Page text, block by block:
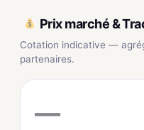
Prix marché &
Cotation indicative —
partenaires.
—